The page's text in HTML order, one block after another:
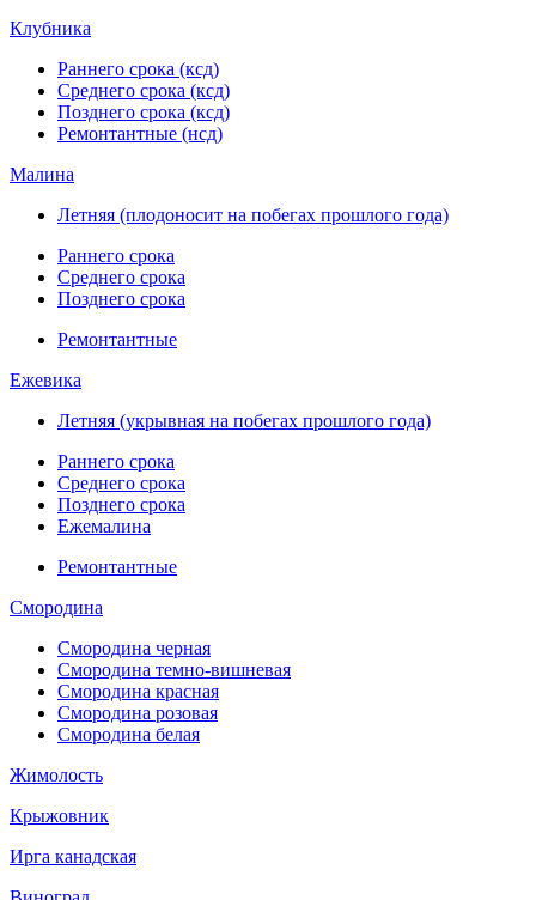
Клубника
Раннего срока (ксд)
Среднего срока (ксд)
Позднего срока (ксд)
Ремонтантные (нсд)
Малина
Летняя (плодоносит на побегах прошлого года)
Раннего срока
Среднего срока
Позднего срока
Ремонтантные
Ежевика
Летняя (укрывная на побегах прошлого года)
Раннего срока
Среднего срока
Позднего срока
Ежемалина
Ремонтантные
Смородина
Смородина черная
Смородина темно-вишневая
Смородина красная
Смородина розовая
Смородина белая
Жимолость
Крыжовник
Ирга канадская